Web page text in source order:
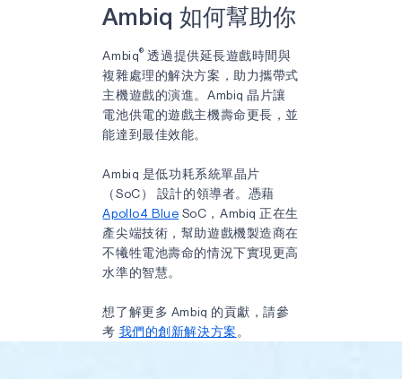
Ambiq 如何幫助你
Ambiq® 透過提供延長遊戲時間與
複雜處理的解決方案，助力攜帶式
主機遊戲的演進。Ambiq 晶片讓
電池供電的遊戲主機壽命更長，並
能達到最佳效能。
Ambiq 是低功耗系統單晶片
（SoC） 設計的領導者。憑藉
Apollo4 Blue SoC，Ambiq 正在生
產尖端技術，幫助遊戲機製造商在
不犧牲電池壽命的情況下實現更高
水準的智慧。
想了解更多 Ambiq 的貢獻，請參
考 我們的創新解決方案 。